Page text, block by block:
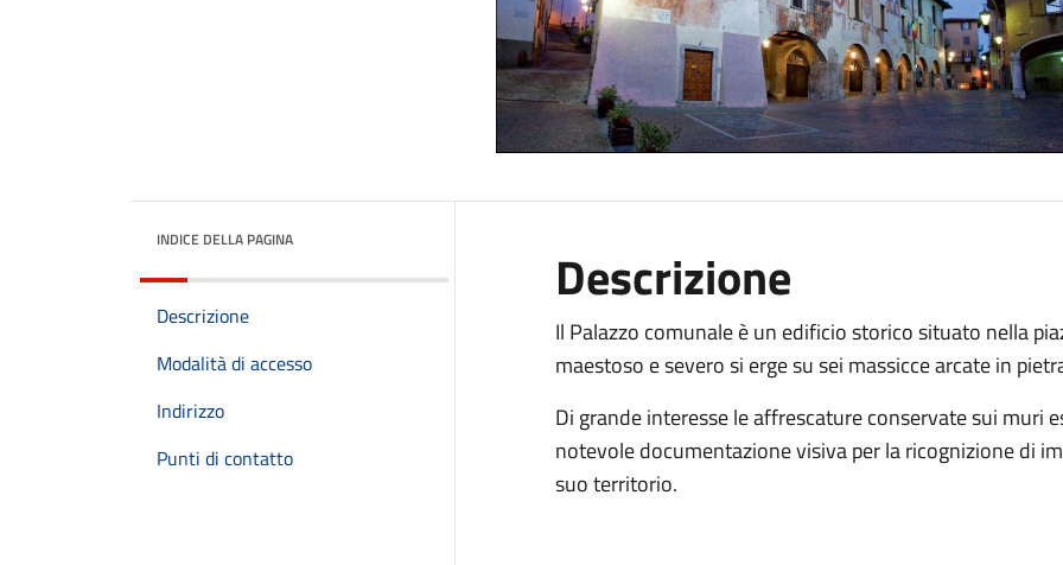
INDICE DELLA PAGINA
Descrizione
Modalità di accesso
Indirizzo
Punti di contatto
Descrizione
Il Palazzo comunale è un edificio storico situato nella
maestoso e severo si erge su sei massicce arcate in
Di grande interesse le affrescature conservate sui muri
notevole documentazione visiva per la ricognizione di
suo territorio.